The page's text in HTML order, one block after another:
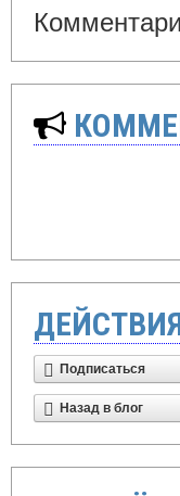
Подписаться
Назад в блог